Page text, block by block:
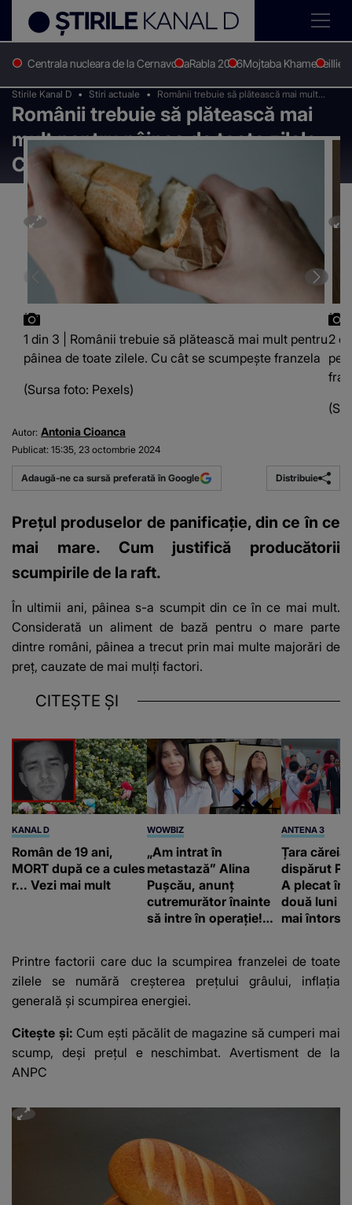
Centrala nucleara de la CernavodaRabla 2026Mojtaba KhameneiIlie
Stirile Kanal D Stiri actuale
Românii trebuie să plătească mai mult
pentru pâinea de toate zilele. Cu cât se
scumpește franzela
Românii trebuie să plătească mai
mult pentru pâinea de toate zilele.
Cu cât se scumpește franzela
1 din 3 | Românii trebuie să plătească mai mult pentru
pâinea de toate zilele. Cu cât se scumpește franzela
(Sursa foto: Pexels)
2
Autor: Antonia Cioanca
Publicat: 15:35, 23 octombrie 2024
Adaugă-ne ca sursă preferată în Google Distribuie
Prețul produselor de panificație, din ce în ce
mai mare. Cum justifică producătorii
scumpirile de la raft.
În ultimii ani, pâinea s-a scumpit din ce în ce mai mult.
Considerată un aliment de bază pentru o mare parte
dintre români, pâinea a trecut prin mai multe majorări de
preț, cauzate de mai mulți factori.
CITEȘTE ȘI
KANAL D
Român de 19 ani,
MORT după ce a cules
r... Vezi mai mult
WOWBIZ
„Am intrat în
metastază” Alina
Pușcău, anunț
cutremurător înainte
să intre în operație!
fanilor
ANTENA 3
Țara căreia
dispărut
A plecat în
două luni
mai întors
Printre factorii care duc la scumpirea franzelei de toate
zilele se numără creșterea prețului grâului, inflația
generală și scumpirea energiei.
Citește și: Cum ești păcălit de magazine să cumperi mai
scump, deși prețul e neschimbat. Avertisment de la
ANPC